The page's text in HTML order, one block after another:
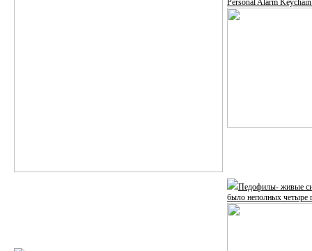
Personal Alarm
Педофилы- живые
было неполных четыре